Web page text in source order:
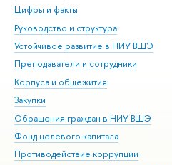
Цифры и факты
Руководство и структура
Устойчивое развитие в НИУ ВШЭ
Преподаватели и сотрудники
Корпуса и общежития
Закупки
Обращения граждан в НИУ ВШЭ
Фонд целевого капитала
Противодействие коррупции